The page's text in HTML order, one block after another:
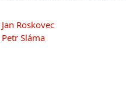
Jan Roskovec
Petr Sláma